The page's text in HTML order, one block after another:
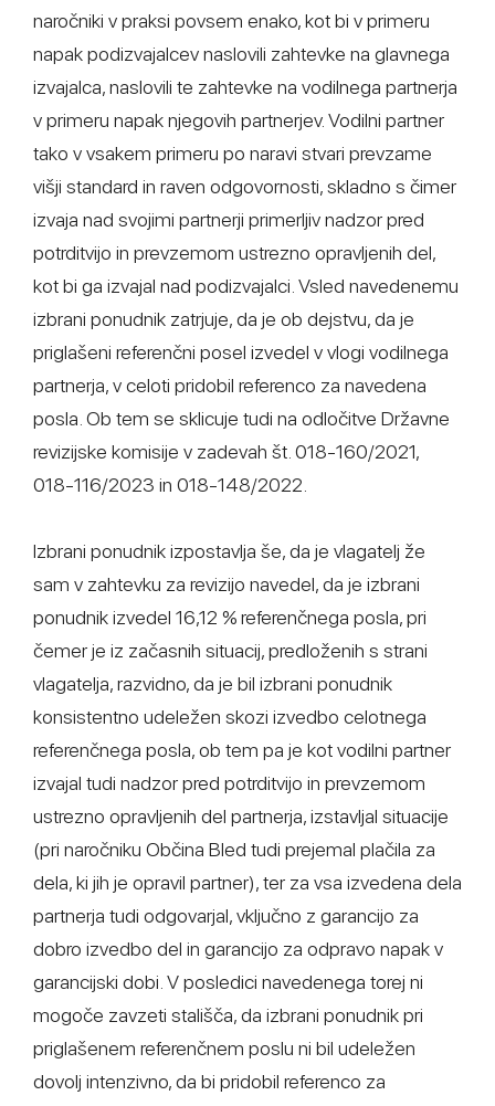
naročniki v praksi povsem enako, kot bi v primeru
napak podizvajalcev naslovili zahtevke na glavnega
izvajalca, naslovili te zahtevke na vodilnega partnerja
v primeru napak njegovih partnerjev. Vodilni partner
tako v vsakem primeru po naravi stvari prevzame
višji standard in raven odgovornosti, skladno s čimer
izvaja nad svojimi partnerji primerljiv nadzor pred
potrditvijo in prevzemom ustrezno opravljenih del,
kot bi ga izvajal nad podizvajalci. Vsled navedenemu
izbrani ponudnik zatrjuje, da je ob dejstvu, da je
priglašeni referenčni posel izvedel v vlogi vodilnega
partnerja, v celoti pridobil referenco za navedena
posla. Ob tem se sklicuje tudi na odločitve Državne
revizijske komisije v zadevah št. 018-160/2021,
018-116/2023 in 018-148/2022.
Izbrani ponudnik izpostavlja še, da je vlagatelj že
sam v zahtevku za revizijo navedel, da je izbrani
ponudnik izvedel 16,12 % referenčnega posla, pri
čemer je iz začasnih situacij, predloženih s strani
vlagatelja, razvidno, da je bil izbrani ponudnik
konsistentno udeležen skozi izvedbo celotnega
referenčnega posla, ob tem pa je kot vodilni partner
izvajal tudi nadzor pred potrditvijo in prevzemom
ustrezno opravljenih del partnerja, izstavljal situacije
(pri naročniku Občina Bled tudi prejemal plačila za
dela, ki jih je opravil partner), ter za vsa izvedena dela
partnerja tudi odgovarjal, vključno z garancijo za
dobro izvedbo del in garancijo za odpravo napak v
garancijski dobi. V posledici navedenega torej ni
mogoče zavzeti stališča, da izbrani ponudnik pri
priglašenem referenčnem poslu ni bil udeležen
dovolj intenzivno, da bi pridobil referenco za